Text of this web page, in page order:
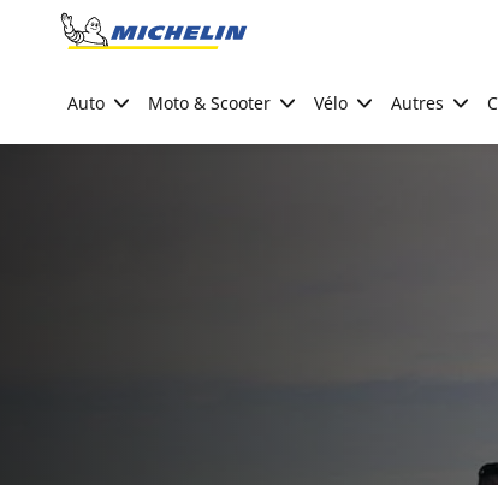
Go to page content
Auto Moto & Scooter Vélo Autres